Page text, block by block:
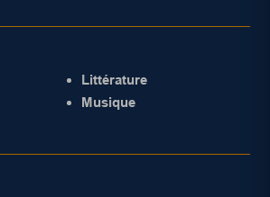
Littérature
Musique